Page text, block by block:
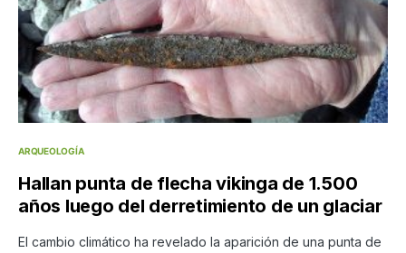
ARQUEOLOGÍA
Hallan punta de flecha vikinga de 1.500
años luego del derretimiento de un glaciar
El cambio climático ha revelado la aparición de una punta de